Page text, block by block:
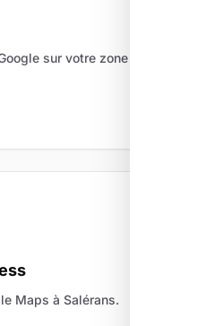
sur votre zone de
Maps à Salérans.